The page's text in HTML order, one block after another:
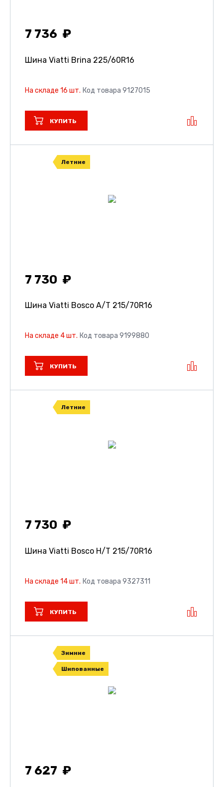
7 736
Шина Viatti Brina 225/60R16
На складе 16 шт. Код товара 9127015
КУПИТЬ
Летние
7 730
Шина Viatti Bosco A/T 215/70R16
На складе 4 шт. Код товара 9199880
КУПИТЬ
Летние
7 730
Шина Viatti Bosco H/T 215/70R16
На складе 14 шт. Код товара 9327311
КУПИТЬ
Зимние
Шипованные
7 627